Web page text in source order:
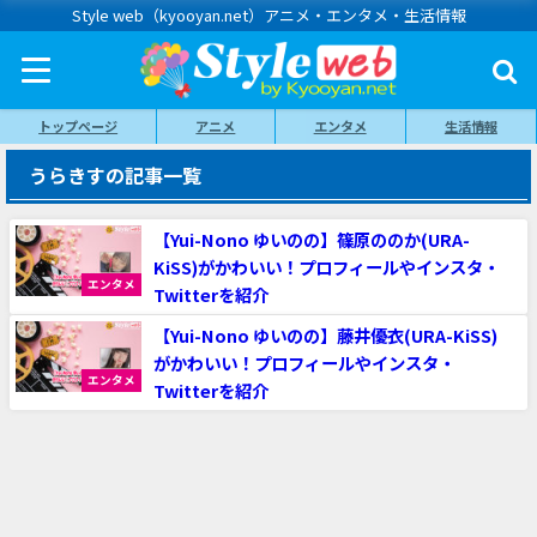
Style web（kyooyan.net）アニメ・エンタメ・生活情報
トップページ アニメ エンタメ 生活情報
うらきすの記事一覧
エンタメ
【Yui-Nono ゆいのの】篠原ののか(URA-
KiSS)がかわいい！プロフィールやインスタ・
Twitterを紹介
エンタメ
【Yui-Nono ゆいのの】藤井優衣(URA-KiSS)
がかわいい！プロフィールやインスタ・
Twitterを紹介